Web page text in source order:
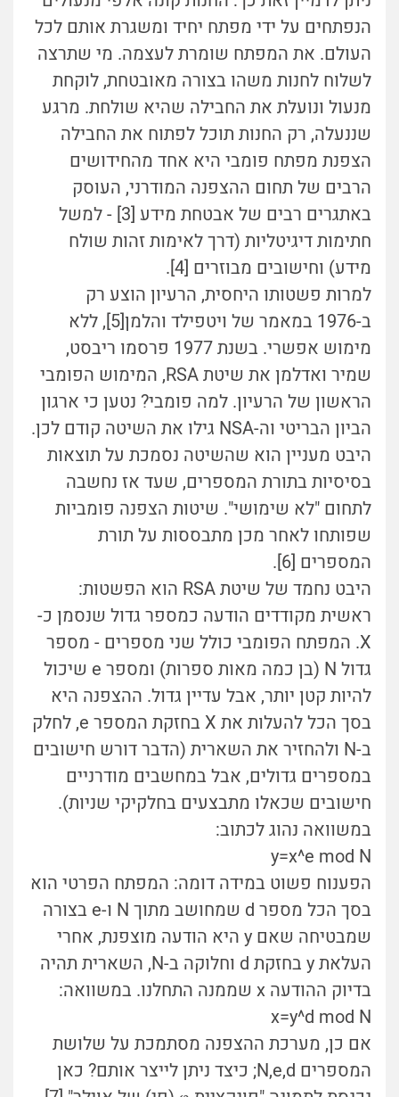
הנפתחים על ידי מפתח יחיד ומשגרת אותם לכל
העולם. את המפתח שומרת לעצמה. מי שתרצה
לשלוח לחנות משהו בצורה מאובטחת, לוקחת
מנעול ונועלת את החבילה שהיא שולחת. מרגע
שננעלה, רק החנות תוכל לפתוח את החבילה
הצפנת מפתח פומבי היא אחד מהחידושים
הרבים של תחום ההצפנה המודרני, העוסק
באתגרים רבים של אבטחת מידע [3] - למשל
חתימות דיגיטליות (דרך לאימות זהות שולח
מידע) וחישובים מבוזרים [4].
למרות פשטותו היחסית, הרעיון הוצע רק
ב-1976 במאמר של ויטפילד והלמן[5], ללא
מימוש אפשרי. בשנת 1977 פרסמו ריבסט,
שמיר ואדלמן את שיטת RSA, המימוש הפומבי
הראשון של הרעיון. למה פומבי? נטען כי ארגון
הביון הבריטי וה-NSA גילו את השיטה קודם לכן.
היבט מעניין הוא שהשיטה נסמכת על תוצאות
בסיסיות בתורת המספרים, שעד אז נחשבה
לתחום "לא שימושי". שיטות הצפנה פומביות
שפותחו לאחר מכן מתבססות על תורת
המספרים [6].
היבט נחמד של שיטת RSA הוא הפשטות:
ראשית מקודדים הודעה כמספר גדול שנסמן כ-
X. המפתח הפומבי כולל שני מספרים - מספר
גדול N (בן כמה מאות ספרות) ומספר e שיכול
להיות קטן יותר, אבל עדיין גדול. ההצפנה היא
בסך הכל להעלות את X בחזקת המספר e, לחלק
ב-N ולהחזיר את השארית (הדבר דורש חישובים
במספרים גדולים, אבל במחשבים מודרניים
חישובים שכאלו מתבצעים בחלקיקי שניות).
במשוואה נהוג לכתוב:
y=x^e mod N
הפענוח פשוט במידה דומה: המפתח הפרטי הוא
בסך הכל מספר d שמחושב מתוך N ו-e בצורה
שמבטיחה שאם y היא הודעה מוצפנת, אחרי
העלאת y בחזקת d וחלוקה ב-N, השארית תהיה
בדיוק ההודעה x שממנה התחלנו. במשוואה:
x=y^d mod N
אם כן, מערכת ההצפנה מסתמכת על שלושת
המספרים N,e,d; כיצד ניתן לייצר אותם? כאן